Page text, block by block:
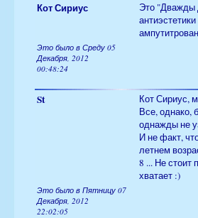
Кот Сириус
Это "Дважды
Это было в Среду 05
Декабря, 2012
00:48:24
St
Кот Сириус,
Все, однако,
однажды не
И не факт,
летнем
8 ... Не стоит
хватает :)
Это было в Пятницу 07
Декабря, 2012
22:02:05